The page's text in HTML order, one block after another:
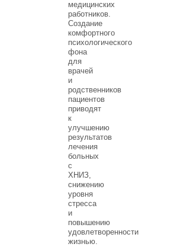
медицинских
работников.
Создание
комфортного
психологического
фона
для
врачей
и
родственников
пациентов
приводят
к
улучшению
результатов
лечения
больных
с
ХНИЗ,
снижению
уровня
стресса
и
повышению
удовлетворенности
жизнью.